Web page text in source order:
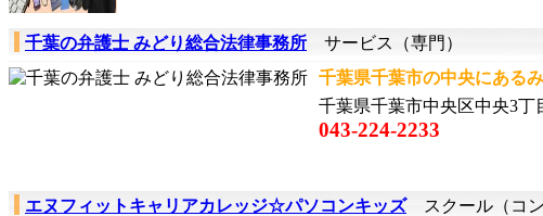
千葉の弁護士 みどり総合法律事務所 サービス（専門）
千葉県千葉市の中央にある
千葉県千葉市中央区中央3丁
043-224-2233
エヌフィットキャリアカレッジ☆パソコンキッズスクール（コン